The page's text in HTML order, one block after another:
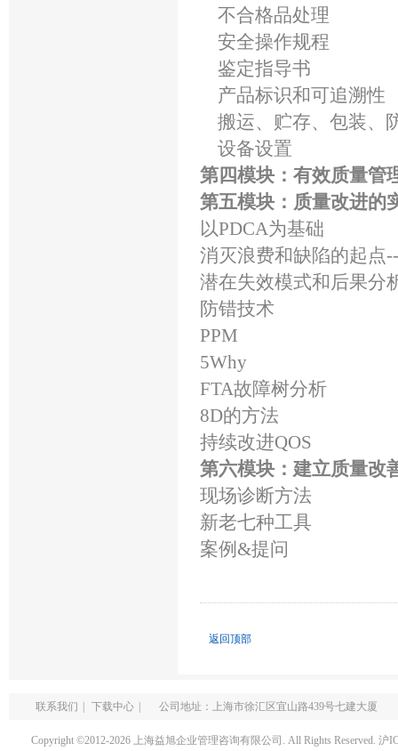
不合格品处理
安全操作规程
鉴定指导书
产品标识和可追溯性
搬运、贮存、包装、
设备设置
第四模块：有效质量管
第五模块：质量改进的
以PDCA为基础
消灭浪费和缺陷的起点
潜在失效模式和后果分
防错技术
PPM
5Why
FTA故障树分析
8D的方法
持续改进QOS
第六模块：建立质量改
现场诊断方法
新老七种工具
案例&提问
返回顶部
联系我们 下载中心 公司地址：上海市徐汇区宜山路439号七建大厦
Copyright ©2012-2026 上海益旭企业管理咨询有限公司. All Rights Reserved. 沪